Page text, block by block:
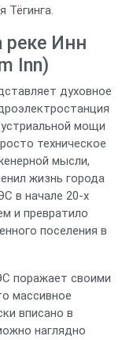
Тёгинга.
реке Инн
Inn)
духовное
мощи
техническое
мысли,
жизнь города
в начале 20-х
и превратило
поселения в
поражает своими
массивное
вписано в
наглядно